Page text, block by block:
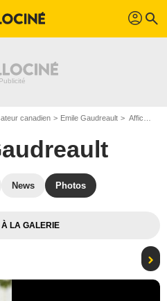
profil search
canadien Emile Gaudreault Affiche Emile Gaudreault
News Photos
À LA GALERIE